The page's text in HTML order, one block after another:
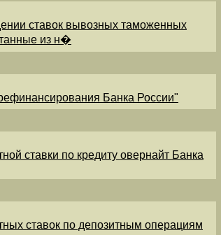
ставок вывозных таможенных
из н�
Банка России"
ставки по кредиту овернайт Банка
ставок по депозитным операциям